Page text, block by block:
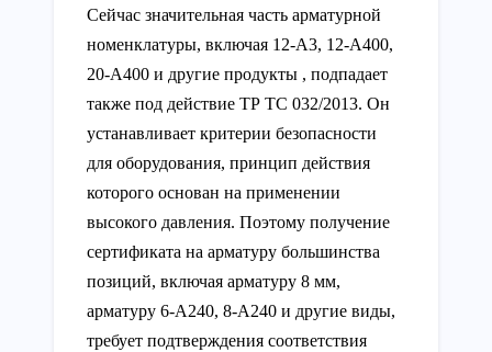
Сейчас значительная часть арматурной
номенклатуры, включая 12-А3, 12-А400,
20-А400 и другие продукты , подпадает
также под действие ТР ТС 032/2013. Он
устанавливает критерии безопасности
для оборудования, принцип действия
которого основан на применении
высокого давления. Поэтому получение
сертификата на арматуру большинства
позиций, включая арматуру 8 мм,
арматуру 6-А240, 8-А240 и другие виды,
требует подтверждения соответствия